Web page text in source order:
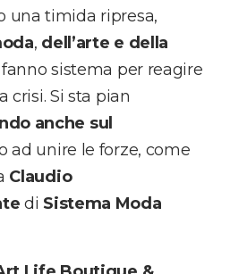
una timida ripresa,
, dell’arte e della
fanno sistema per reagire
crisi. Si sta pian
anche sul
ad unire le forze, come
Claudio
di Sistema Moda